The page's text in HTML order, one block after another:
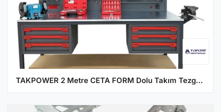
TAKPOWER 2 Metre CETA FORM Dolu Takım Tezgahı 6 Çekmeceli Premium